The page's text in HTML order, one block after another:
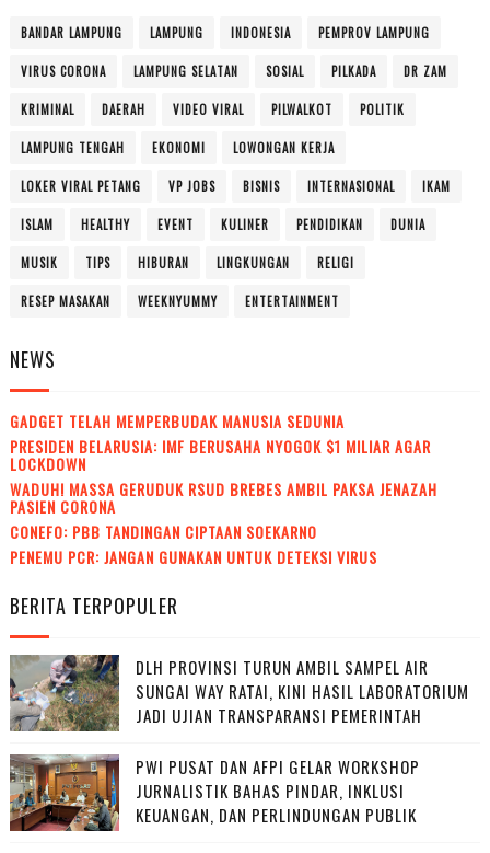
BANDAR LAMPUNG LAMPUNG INDONESIA PEMPROV LAMPUNG
VIRUS CORONA LAMPUNG SELATAN SOSIAL PILKADA DR ZAM
KRIMINAL DAERAH VIDEO VIRAL PILWALKOT POLITIK
LAMPUNG TENGAH EKONOMI LOWONGAN KERJA
LOKER VIRAL PETANG VP JOBS BISNIS INTERNASIONAL IKAM
ISLAM HEALTHY EVENT KULINER PENDIDIKAN DUNIA
MUSIK TIPS HIBURAN LINGKUNGAN RELIGI
RESEP MASAKAN WEEKNYUMMY ENTERTAINMENT
NEWS
GADGET TELAH MEMPERBUDAK MANUSIA SEDUNIA
PRESIDEN BELARUSIA: IMF BERUSAHA NYOGOK $1 MILIAR AGAR
LOCKDOWN
WADUH! MASSA GERUDUK RSUD BREBES AMBIL PAKSA JENAZAH
PASIEN CORONA
CONEFO: PBB TANDINGAN CIPTAAN SOEKARNO
PENEMU PCR: JANGAN GUNAKAN UNTUK DETEKSI VIRUS
BERITA TERPOPULER
DLH PROVINSI TURUN AMBIL SAMPEL AIR
SUNGAI WAY RATAI, KINI HASIL LABORATORIUM
JADI UJIAN TRANSPARANSI PEMERINTAH
PWI PUSAT DAN AFPI GELAR WORKSHOP
JURNALISTIK BAHAS PINDAR, INKLUSI
KEUANGAN, DAN PERLINDUNGAN PUBLIK